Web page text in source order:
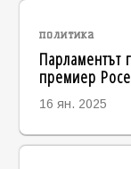
политика
Парламентът
премиер
16 ян. 2025